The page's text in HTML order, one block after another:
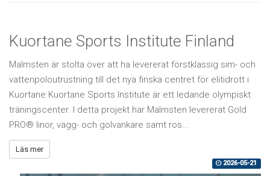
Kuortane Sports Institute Finland
Malmsten är stolta över att ha levererat förstklassig sim- och
vattenpoloutrustning till det nya finska centret för elitidrott i
Kuortane.Kuortane Sports Institute är ett ledande olympiskt
träningscenter. I detta projekt har Malmsten levererat Gold
PRO® linor, vägg- och golvankare samt ros...
Läs mer
2026-05-21